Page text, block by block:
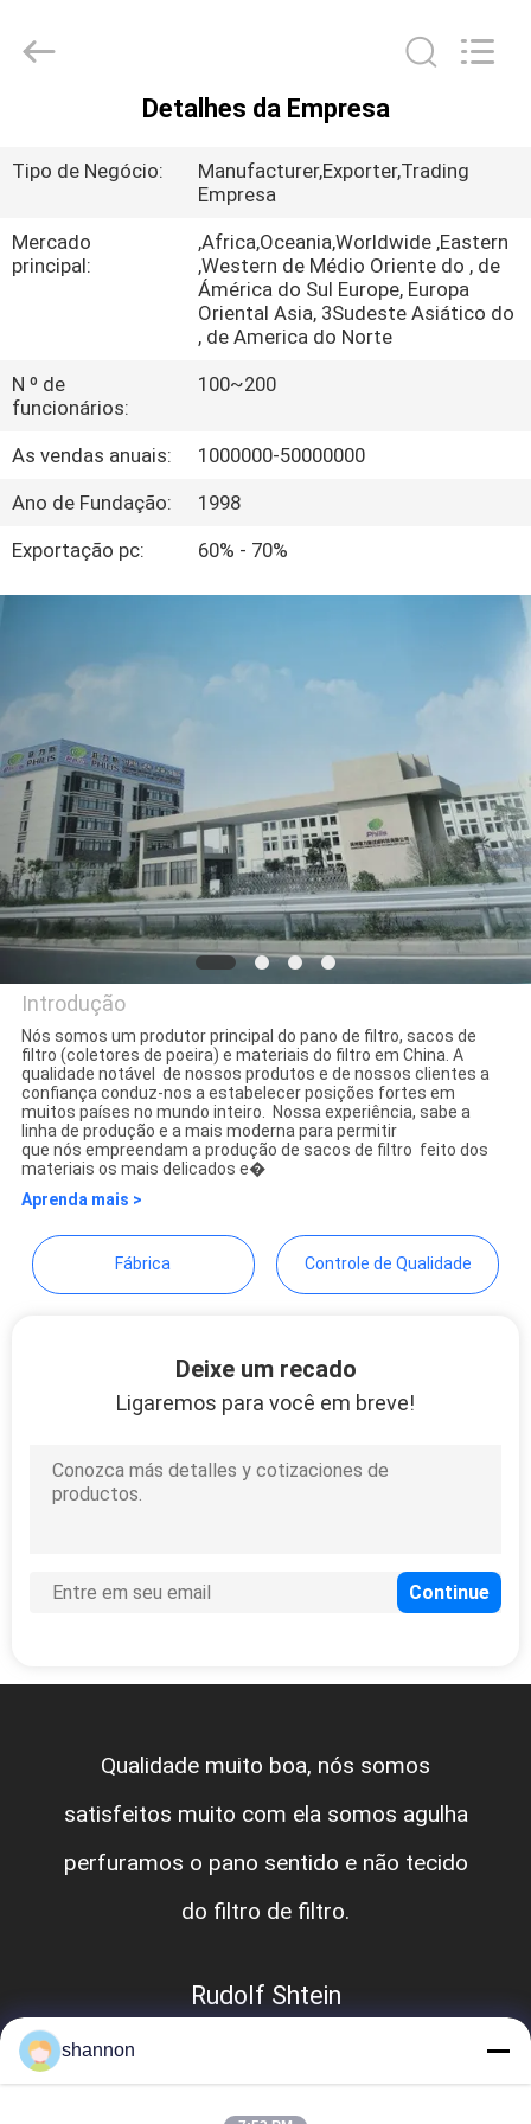
SOBRE
EXCURSÃO
FÁBRICA
CONTROLE
DA
CONTACTE-
NOS
PEÇA
UMAS
CITAÇÕES
MAPA
DO
SITE
PRIVACY
POLICY
Technology
Detalhes da Empresa
Tipo de Negócio:
Manufacturer,Exporter,Trading
Empresa
Mercado
principal:
,Africa,Oceania,Worldwide ,Eastern
,Western de Médio Oriente do , de
Ámérica do Sul Europe, Europa
Oriental Asia, 3Sudeste Asiático do
, de America do Norte
N º de
funcionários:
100~200
As vendas anuais:
1000000-50000000
Ano de Fundação:
1998
Exportação pc:
60% - 70%
Hangzhou Philis Filter
Technology Co., Ltd.
Introdução
Nós somos um produtor principal do pano de filtro, sacos de
filtro (coletores de poeira) e materiais do filtro em China. A
qualidade notável de nossos produtos e de nossos clientes a
confiança conduz-nos a estabelecer posições fortes em
muitos países no mundo inteiro. Nossa experiência, sabe a
linha de produção e a mais moderna para permitir
que nós empreendam a produção de sacos de filtro feito dos
materiais os mais delicados e�
Aprenda mais >
Fábrica Controle de Qualidade
Deixe um recado
Ligaremos para você em breve!
Qualidade muito boa, nós somos
satisfeitos muito com ela somos agulha
perfuramos o pano sentido e não tecido
do filtro de filtro.
Rudolf Shtein
shannon